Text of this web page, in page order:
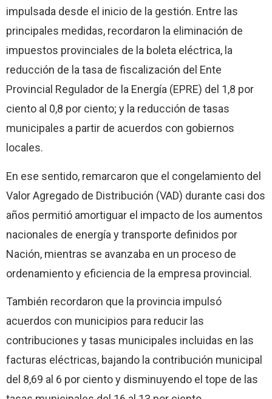
impulsada desde el inicio de la gestión. Entre las
principales medidas, recordaron la eliminación de
impuestos provinciales de la boleta eléctrica, la
reducción de la tasa de fiscalización del Ente
Provincial Regulador de la Energía (EPRE) del 1,8 por
ciento al 0,8 por ciento; y la reducción de tasas
municipales a partir de acuerdos con gobiernos
locales.
En ese sentido, remarcaron que el congelamiento del
Valor Agregado de Distribución (VAD) durante casi dos
años permitió amortiguar el impacto de los aumentos
nacionales de energía y transporte definidos por
Nación, mientras se avanzaba en un proceso de
ordenamiento y eficiencia de la empresa provincial.
También recordaron que la provincia impulsó
acuerdos con municipios para reducir las
contribuciones y tasas municipales incluidas en las
facturas eléctricas, bajando la contribución municipal
del 8,69 al 6 por ciento y disminuyendo el tope de las